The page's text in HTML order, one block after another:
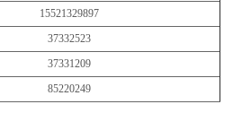
15521329897
37332523
37331209
85220249